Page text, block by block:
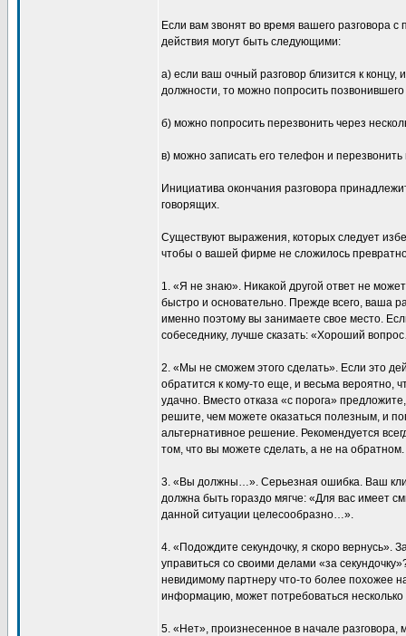
Если вам звонят во время вашего разговора
действия могут быть следующими:
а) если ваш очный разговор близится к
должности, то можно попросить
б) можно попросить перезвонить через
в) можно записать его телефон и
Инициатива окончания разговора
говорящих.
Существуют выражения, которых следует
чтобы о вашей фирме не сложилось
1. «Я не знаю». Никакой другой ответ не
быстро и основательно. Прежде всего, ваша
именно поэтому вы занимаете свое место.
собеседнику, лучше сказать: «Хороший
2. «Мы не сможем этого сделать». Если это
обратится к кому-то еще, и весьма вероятно,
удачно. Вместо отказа «с порога»
решите, чем можете оказаться полезным, и
альтернативное решение. Рекомендуется
том, что вы можете сделать, а не на обратном.
3. «Вы должны…». Серьезная ошибка. Ваш
должна быть гораздо мягче: «Для вас имеет
данной ситуации целесообразно…».
4. «Подождите секундочку, я скоро вернусь».
управиться со своими делами «за
невидимому партнеру что-то более похожее
информацию, может потребоваться
5. «Нет», произнесенное в начале разговора,